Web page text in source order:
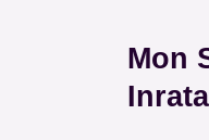
Mon